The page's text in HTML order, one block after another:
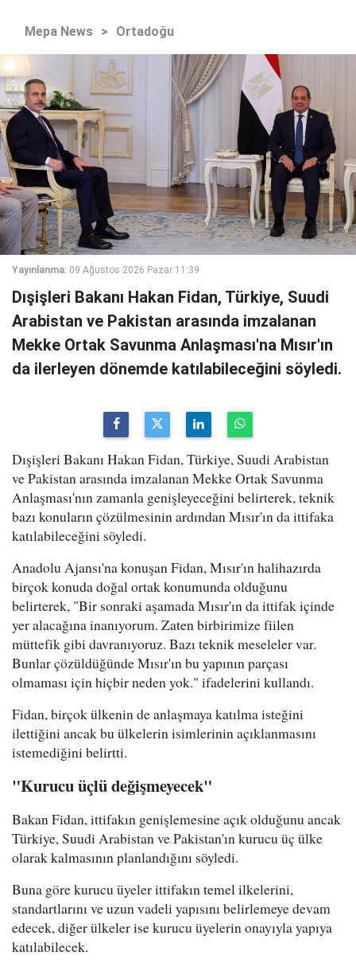
Mepa News > Ortadoğu
Yayınlanma: 09 Ağustos 2026 Pazar 11:39
Dışişleri Bakanı Hakan Fidan, Türkiye, Suudi
Arabistan ve Pakistan arasında imzalanan
Mekke Ortak Savunma Anlaşması'na Mısır'ın
da ilerleyen dönemde katılabileceğini söyledi.
Dışişleri Bakanı Hakan Fidan, Türkiye, Suudi Arabistan
ve Pakistan arasında imzalanan Mekke Ortak Savunma
Anlaşması'nın zamanla genişleyeceğini belirterek, teknik
bazı konuların çözülmesinin ardından Mısır'ın da ittifaka
katılabileceğini söyledi.
Anadolu Ajansı'na konuşan Fidan, Mısır'ın halihazırda
birçok konuda doğal ortak konumunda olduğunu
belirterek, "Bir sonraki aşamada Mısır'ın da ittifak içinde
yer alacağına inanıyorum. Zaten birbirimize fiilen
müttefik gibi davranıyoruz. Bazı teknik meseleler var.
Bunlar çözüldüğünde Mısır'ın bu yapının parçası
olmaması için hiçbir neden yok." ifadelerini kullandı.
Fidan, birçok ülkenin de anlaşmaya katılma isteğini
ilettiğini ancak bu ülkelerin isimlerinin açıklanmasını
istemediğini belirtti.
"Kurucu üçlü değişmeyecek"
Bakan Fidan, ittifakın genişlemesine açık olduğunu ancak
Türkiye, Suudi Arabistan ve Pakistan'ın kurucu üç ülke
olarak kalmasının planlandığını söyledi.
Buna göre kurucu üyeler ittifakın temel ilkelerini,
standartlarını ve uzun vadeli yapısını belirlemeye devam
edecek, diğer ülkeler ise kurucu üyelerin onayıyla yapıya
katılabilecek.